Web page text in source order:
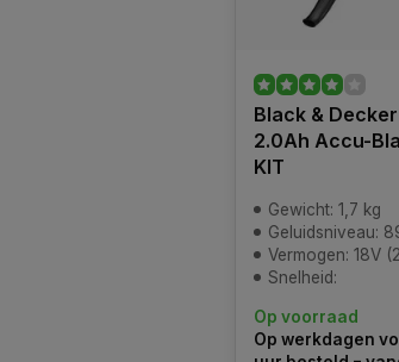
Black &
2.0Ah Accu-
KIT
Gewicht: 1,7 kg
Geluidsniveau:
Vermogen: 18V (2,0Ah
Snelheid:
Op voorraad
Op werkdagen